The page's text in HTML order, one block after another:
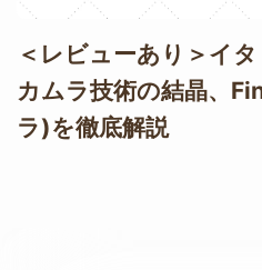
＜レビューあり＞イ
カムラ技術の結晶、
ラ)を徹底解説